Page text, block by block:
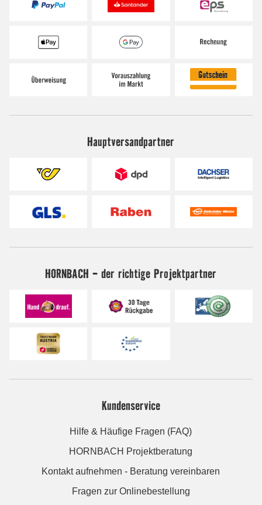
Hauptversandpartner
HORNBACH - der richtige Projektpartner
Kundenservice
Hilfe & Häufige Fragen (FAQ)
HORNBACH Projektberatung
Kontakt aufnehmen - Beratung vereinbaren
Fragen zur Onlinebestellung